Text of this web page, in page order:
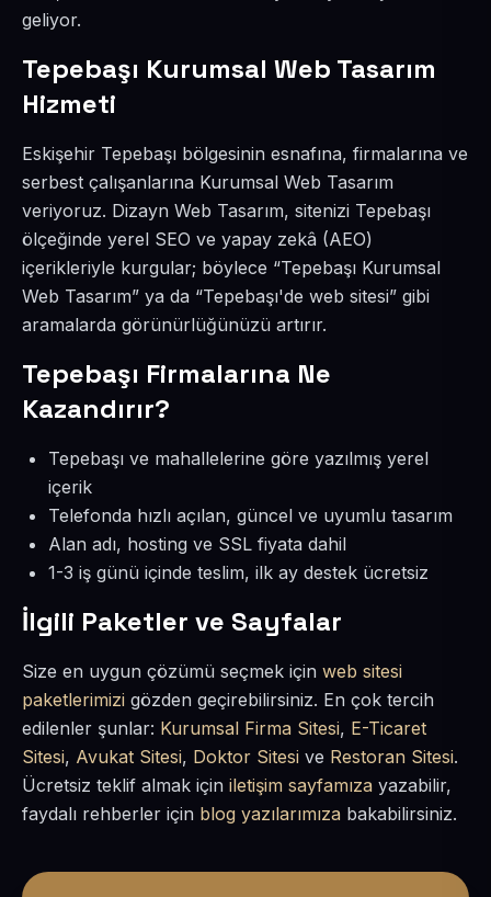
geliyor.
Tepebaşı Kurumsal Web Tasarım
Hizmeti
Eskişehir Tepebaşı bölgesinin esnafına, firmalarına ve
serbest çalışanlarına Kurumsal Web Tasarım
veriyoruz. Dizayn Web Tasarım, sitenizi Tepebaşı
ölçeğinde yerel SEO ve yapay zekâ (AEO)
içerikleriyle kurgular; böylece “Tepebaşı Kurumsal
Web Tasarım” ya da “Tepebaşı'de web sitesi” gibi
aramalarda görünürlüğünüzü artırır.
Tepebaşı Firmalarına Ne
Kazandırır?
Tepebaşı ve mahallelerine göre yazılmış yerel
içerik
Telefonda hızlı açılan, güncel ve uyumlu tasarım
Alan adı, hosting ve SSL fiyata dahil
1-3 iş günü içinde teslim, ilk ay destek ücretsiz
İlgili Paketler ve Sayfalar
Size en uygun çözümü seçmek için web sitesi
paketlerimizi gözden geçirebilirsiniz. En çok tercih
edilenler şunlar: Kurumsal Firma Sitesi, E-Ticaret
Sitesi, Avukat Sitesi, Doktor Sitesi ve Restoran Sitesi.
Ücretsiz teklif almak için iletişim sayfamıza yazabilir,
faydalı rehberler için blog yazılarımıza bakabilirsiniz.